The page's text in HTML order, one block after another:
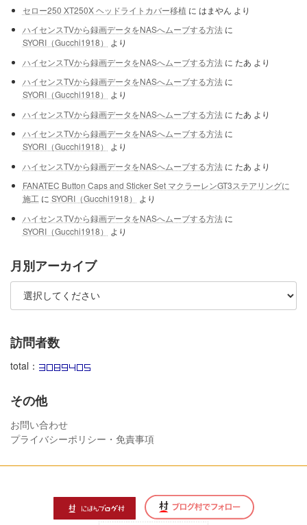
セロー250 XT250X ヘッドライトカバー移植 に はまやん より
ハイセンスTVから録画データをNASへムーブする方法に
SYORI（Gucchi1918）
より
ハイセンスTVから録画データをNASへムーブする方法に たあ より
ハイセンスTVから録画データをNASへムーブする方法に
SYORI（Gucchi1918）
より
ハイセンスTVから録画データをNASへムーブする方法に たあ より
ハイセンスTVから録画データをNASへムーブする方法に
SYORI（Gucchi1918）
より
ハイセンスTVから録画データをNASへムーブする方法に たあ より
FANATEC Button Caps and Sticker Set マクラーレンGT3ステアリングに
施工 に SYORI（Gucchi1918）
より
ハイセンスTVから録画データをNASへムーブする方法に
SYORI（Gucchi1918）
より
月別アーカイブ
訪問者数
total：
その他
お問い合わせ
プライバシーポリシー・免責事項